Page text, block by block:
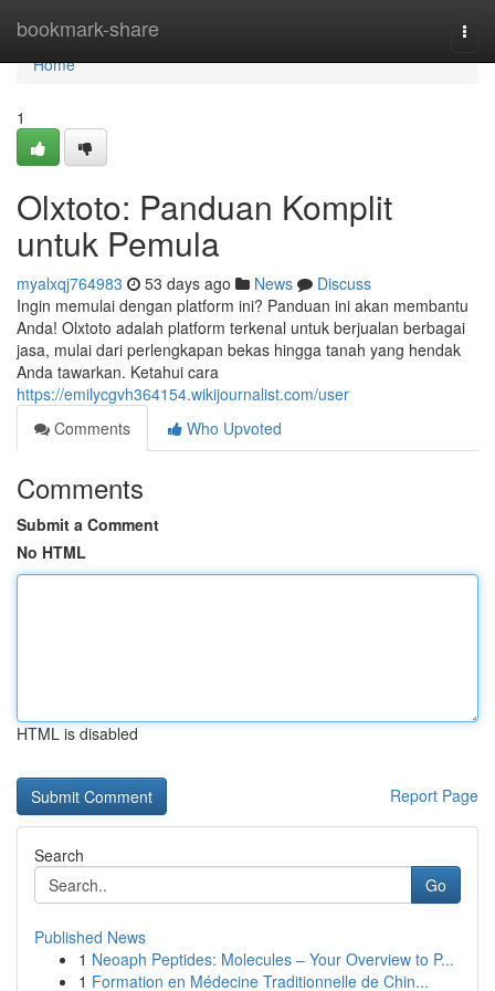
bookmark-share
Home
Home
1
Olxtoto: Panduan Komplit
untuk Pemula
myalxqj764983 53 days ago News
Discuss
Ingin memulai dengan platform ini? Panduan ini akan membantu
Anda! Olxtoto adalah platform terkenal untuk berjualan berbagai
jasa, mulai dari perlengkapan bekas hingga tanah yang hendak
Anda tawarkan. Ketahui cara
https://emilycgvh364154.wikijournalist.com/user
Comments
Who Upvoted
Comments
Submit a Comment
No HTML
HTML is disabled
Report Page
Search
Go
Published News
1 Neoaph Peptides: Molecules – Your Overview to P...
1 Formation en Médecine Traditionnelle de Chin...